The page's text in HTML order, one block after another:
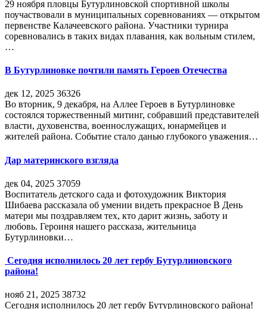
29 ноября пловцы Бутурлиновской спортивной школы
поучаствовали в муниципальных соревнованиях — открытом
первенстве Калачеевского района. Участники турнира
соревновались в таких видах плавания, как вольным стилем,
…
В Бутурлиновке почтили память Героев Отечества
дек 12, 2025 36326
Во вторник, 9 декабря, на Аллее Героев в Бутурлиновке
состоялся торжественный митинг, собравший представителей
власти, духовенства, военнослужащих, юнармейцев и
жителей района. Событие стало данью глубокого уважения…
Дар материнского взгляда
дек 04, 2025 37059
Воспитатель детского сада и фотохудожник Виктория
Шибаева рассказала об умении видеть прекрасное В День
матери мы поздравляем тех, кто дарит жизнь, заботу и
любовь. Героиня нашего рассказа, жительница
Бутурлиновки…
Сегодня исполнилось 20 лет гербу Бутурлиновского
района!
нояб 21, 2025 38732
Сегодня исполнилось 20 лет гербу Бутурлиновского района!